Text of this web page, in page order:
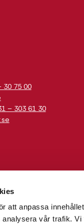
att anpassa
vår trafik.
30 75 00
– 303 61 30